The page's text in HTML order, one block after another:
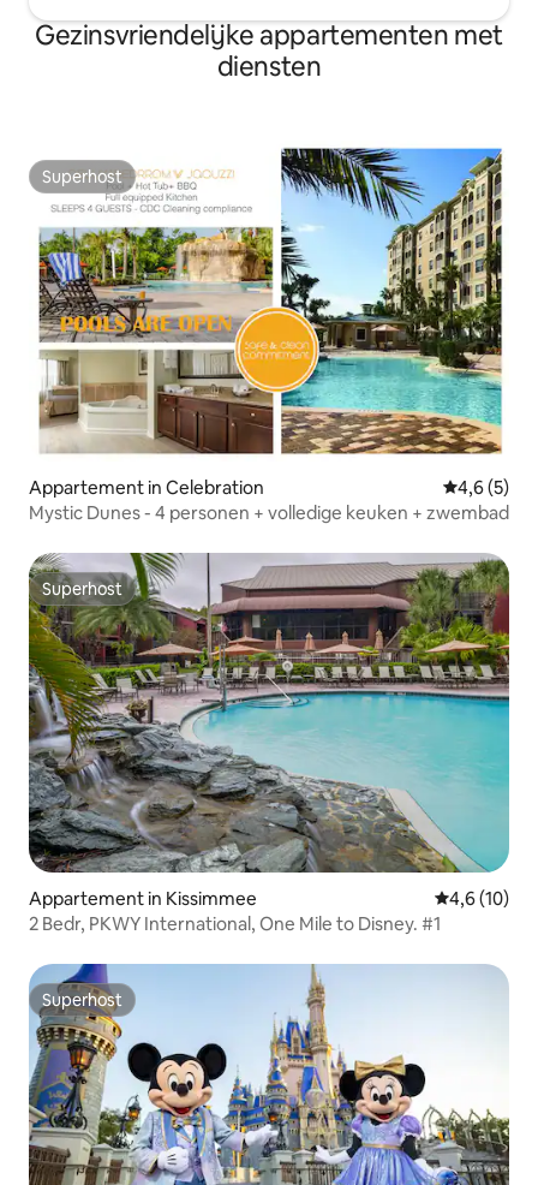
Gezinsvriendelijke appartementen met
diensten
Superhost
Superhost
Appartement in Celebration
4,6 (5)
Mystic Dunes - 4 personen + volledige keuken + zwembad
Superhost
Superhost
Appartement in Kissimmee
4,6 (10)
2 Bedr, PKWY International, One Mile to Disney. #1
Superhost
Superhost